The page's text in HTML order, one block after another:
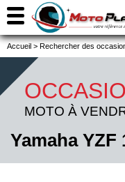
Accueil > Rechercher des
MOTO À
Yamaha YZF